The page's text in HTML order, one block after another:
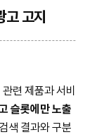
고 고지
련 제품과 서비
슬롯에만 노출
색 결과와 구분